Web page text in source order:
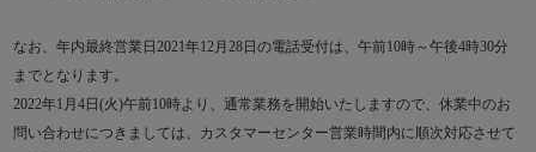
なお、年内最終営業日2021年12月28日の電話受付は、午前10時～午後4時30分
までとなります。
2022年1月4日(火)午前10時より、通常業務を開始いたしますので、休業中のお
問い合わせにつきましては、カスタマーセンター営業時間内に順次対応させて